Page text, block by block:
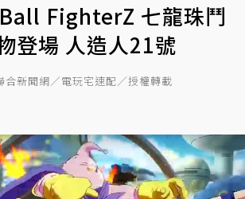
FighterZ 七龍珠鬥
登場 人造人21號
合新聞網／電玩宅速配／授權轉載